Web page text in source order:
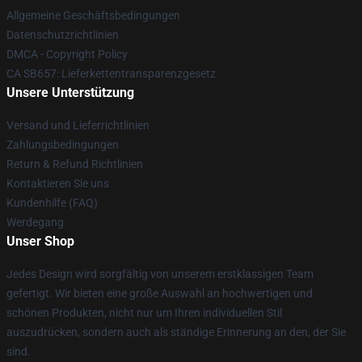
Allgemeine Geschäftsbedingungen
Datenschutzrichtlinien
DMCA - Copyright Policy
CA SB657: Lieferkettentransparenzgesetz
Unsere Unterstützung
Versand und Lieferrichtlinien
Zahlungsbedingungen
Return & Refund Richtlinien
Kontaktieren Sie uns
Kundenhilfe (FAQ)
Werdegang
Unser Shop
Jedes Design wird sorgfältig von unserem erstklassigen Team
gefertigt. Wir bieten eine große Auswahl an hochwertigen und
schönen Produkten, nicht nur um Ihren individuellen Stil
auszudrücken, sondern auch als ständige Erinnerung an den, der Sie
sind.